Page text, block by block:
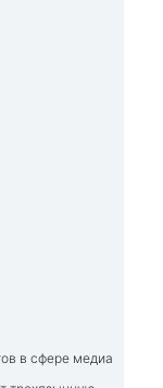
в сфере медиа